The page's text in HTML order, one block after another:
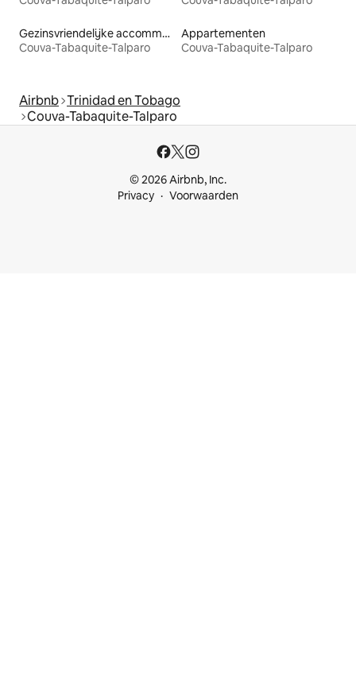
Gezinsvriendelijke accommodaties
Couva-Tabaquite-Talparo
Appartementen
Couva-Tabaquite-Talparo
Airbnb Trinidad en Tobago
Couva-Tabaquite-Talparo
© 2026 Airbnb, Inc.
Privacy
Voorwaarden